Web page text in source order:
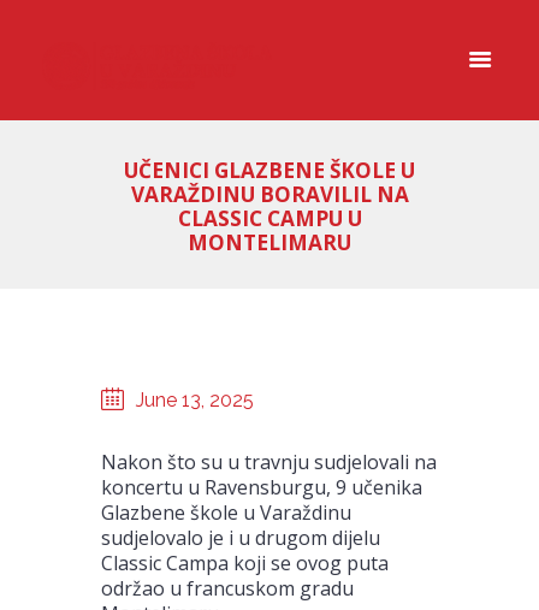
UČENICI GLAZBENE ŠKOLE U
VARAŽDINU BORAVILIL NA
CLASSIC CAMPU U
MONTELIMARU
June 13, 2025
Nakon što su u travnju sudjelovali na
koncertu u Ravensburgu, 9 učenika
Glazbene škole u Varaždinu
sudjelovalo je i u drugom dijelu
Classic Campa koji se ovog puta
održao u francuskom gradu